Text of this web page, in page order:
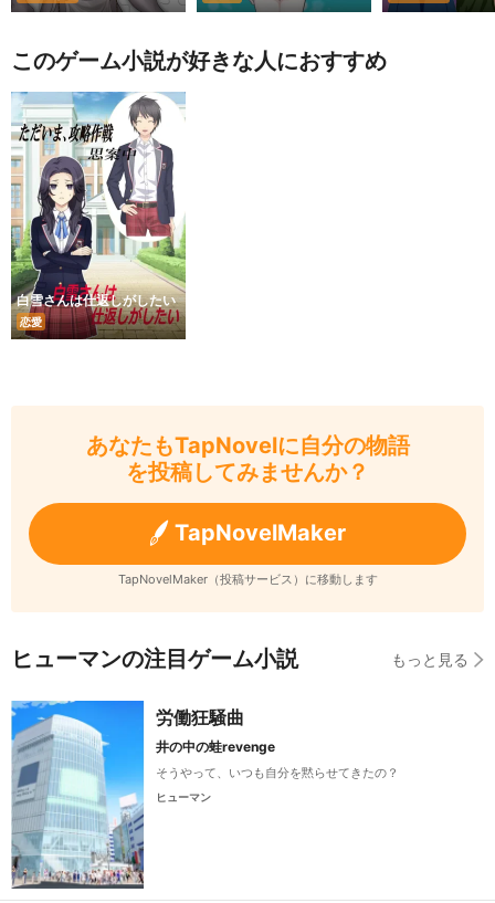
このゲーム小説が好きな人におすすめ
白雪さんは仕返しがしたい
恋愛
あなたもTapNovelに自分の物語
を投稿してみませんか？
TapNovelMaker
TapNovelMaker（投稿サービス）に移動します
ヒューマンの注目ゲーム小説 もっと見る
労働狂騒曲
井の中の蛙revenge
そうやって、いつも自分を黙らせてきたの？
ヒューマン